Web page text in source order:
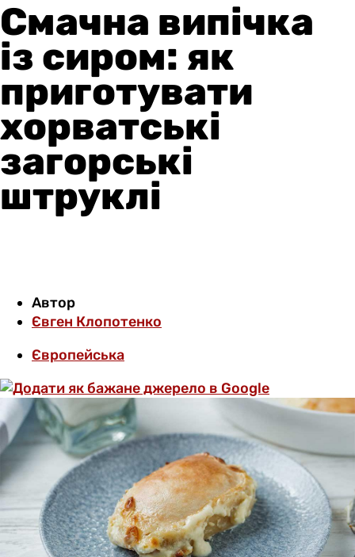
Смачна випічка
із сиром: як
приготувати
хорватські
загорські
штруклі
Автор
Євген Клопотенко
Європейська